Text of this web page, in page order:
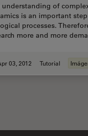
understanding of
is an important
processes.
more and more
03, 2012 Tutorial